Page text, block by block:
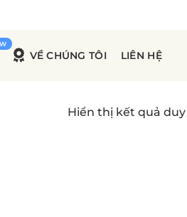
VỀ CHÚNG TÔI LIÊN HỆ
Hiển thị kết quả